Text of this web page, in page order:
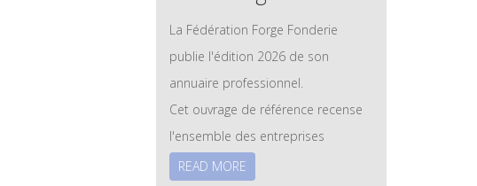
La Fédération Forge Fonderie
publie l'édition 2026 de son
annuaire professionnel.
Cet ouvrage de référence recense
l'ensemble des entreprises
adhérentes des secteurs de la
READ MORE